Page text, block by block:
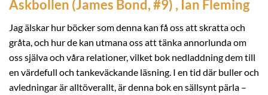
Åskbollen (James Bond, #9) , Ian Fleming
Jag älskar hur böcker som denna kan få oss att skratta och
gråta, och hur de kan utmana oss att tänka annorlunda om
oss själva och våra relationer, vilket bok nedladdning dem till
en värdefull och tankeväckande läsning. I en tid där buller och
avledningar är alltöverallt, är denna bok en sällsynt pärla –